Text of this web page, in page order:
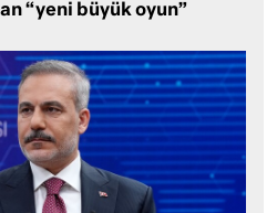
“yeni büyük oyun”